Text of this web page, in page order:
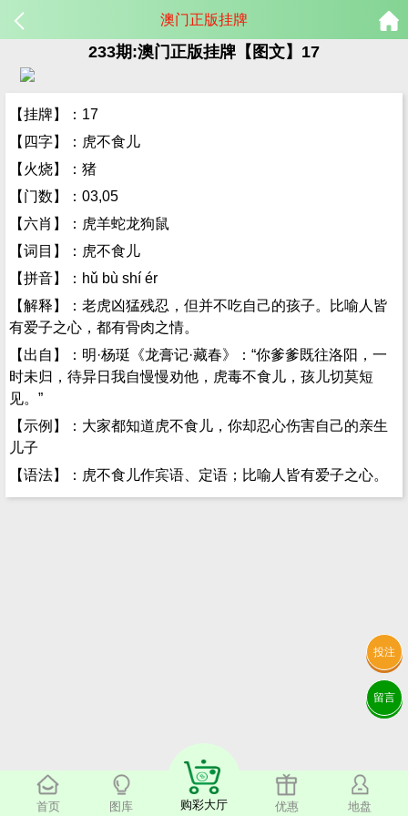
首页 图库 购彩大厅 优惠 地盘
投注
留言
澳门正版挂牌
233期:澳门正版挂牌【图文】17
【挂牌】：17
【四字】：虎不食儿
【火烧】：猪
【门数】：03,05
【六肖】：虎羊蛇龙狗鼠
【词目】：虎不食儿
【拼音】：hǔ bù shí ér
【解释】：老虎凶猛残忍，但并不吃自己的孩子。比喻人皆
有爱子之心，都有骨肉之情。
【出自】：明·杨珽《龙膏记·藏春》：“你爹爹既往洛阳，一
时未归，待异日我自慢慢劝他，虎毒不食儿，孩儿切莫短
见。”
【示例】：大家都知道虎不食儿，你却忍心伤害自己的亲生
儿子
【语法】：虎不食儿作宾语、定语；比喻人皆有爱子之心。